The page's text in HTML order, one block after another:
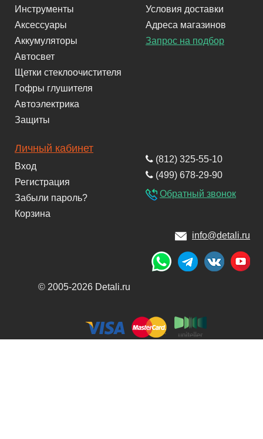
Инструменты
Аксессуары
Аккумуляторы
Автосвет
Щетки стеклоочистителя
Гофры глушителя
Автоэлектрика
Защиты
Условия доставки
Адреса магазинов
Запрос на подбор
Личный кабинет
Вход
Регистрация
Забыли пароль?
Корзина
(812) 325-55-10
(499) 678-29-90
Обратный звонок
info@detali.ru
© 2005-2026 Detali.ru